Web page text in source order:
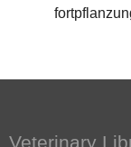
Veterinary